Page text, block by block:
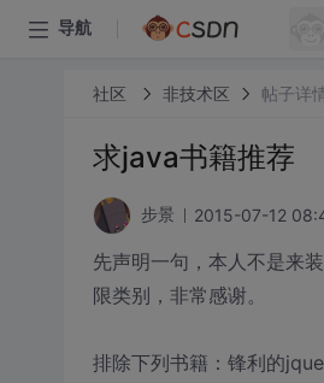
导航
社区 非技术区 帖子详
求java书籍推荐
步景 2015-07-12
先声明一句，本人不是来
限类别，非常感谢。
排除下列书籍：锋利的